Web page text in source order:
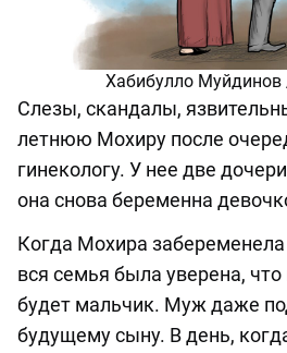
Хабибулло Муйдинов
Слезы, скандалы,
летнюю Мохиру после
гинекологу. У нее две
она снова беременна
Когда Мохира
вся семья была уверена, что
будет мальчик. Муж даже
будущему сыну. В день,